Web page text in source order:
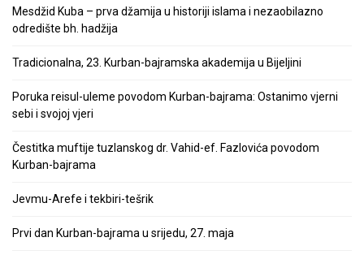
Mesdžid Kuba – prva džamija u historiji islama i nezaobilazno
odredište bh. hadžija
Tradicionalna, 23. Kurban-bajramska akademija u Bijeljini
Poruka reisul-uleme povodom Kurban-bajrama: Ostanimo vjerni
sebi i svojoj vjeri
Čestitka muftije tuzlanskog dr. Vahid-ef. Fazlovića povodom
Kurban-bajrama
Jevmu-Arefe i tekbiri-tešrik
Prvi dan Kurban-bajrama u srijedu, 27. maja